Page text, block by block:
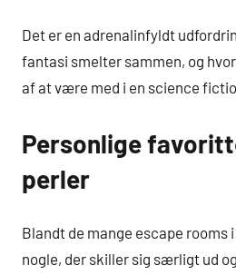
Det er en adrenalinfyldt
fantasi smelter sammen, og
af at være med i en science
Personlige
perler
Blandt de mange escape rooms
nogle, der skiller sig særligt ud